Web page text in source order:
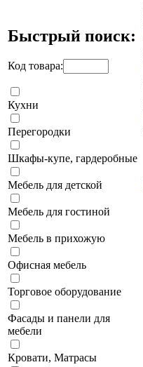
Быстрый поиск:
Код товара:
Кухни
Перегородки
Шкафы-купе, гардеробные
Мебель для детской
Мебель для гостиной
Мебель в прихожую
Офисная мебель
Торговое оборудование
Фасады и панели для
мебели
Кровати, Матрасы